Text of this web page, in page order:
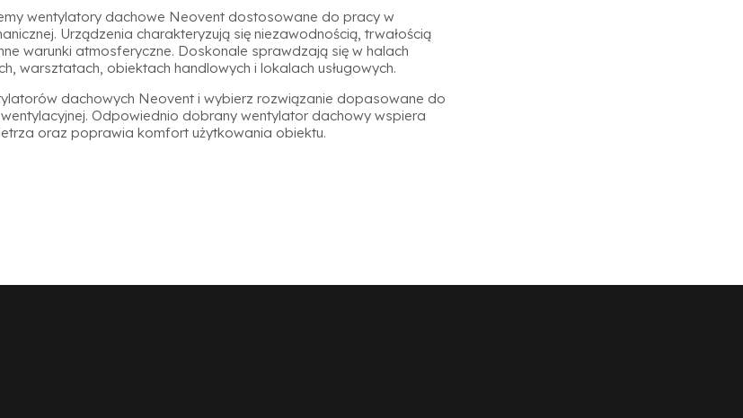
wentylatory dachowe Neovent dostosowane do pracy w
Urządzenia charakteryzują się niezawodnością, trwałością
warunki atmosferyczne. Doskonale sprawdzają się w halach
warsztatach, obiektach handlowych i lokalach usługowych.
dachowych Neovent i wybierz rozwiązanie dopasowane do
Odpowiednio dobrany wentylator dachowy wspiera
oraz poprawia komfort użytkowania obiektu.